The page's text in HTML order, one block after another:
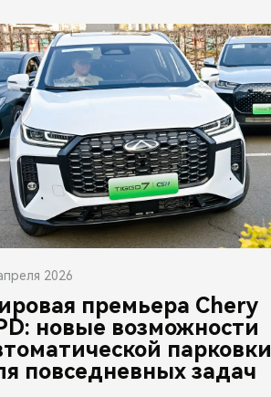
2026
премьера Chery
новые возможности
парковки
повседневных задач